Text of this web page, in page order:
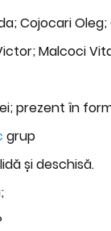
Cojocari
Malcoci
prezent în
grup
și deschisă.